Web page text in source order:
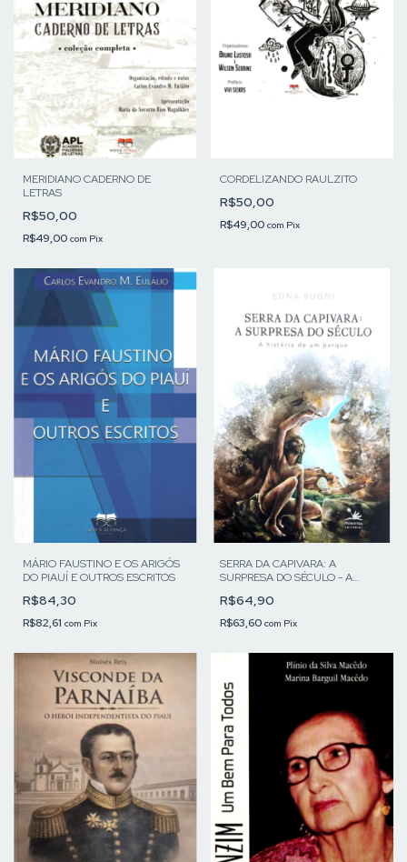
MERIDIANO CADERNO DE
LETRAS
R$50,00
R$49,00 com Pix
CORDELIZANDO RAULZITO
R$50,00
R$49,00 com Pix
MÁRIO FAUSTINO E OS ARIGÓS
DO PIAUÍ E OUTROS ESCRITOS
R$84,30
R$82,61 com Pix
SERRA DA CAPIVARA: A
SURPRESA DO SÉCULO - A
R$64,90
R$63,60 com Pix